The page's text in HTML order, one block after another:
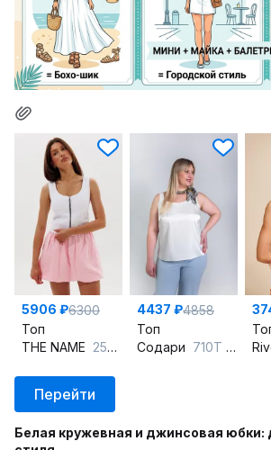
5906 ₽6300
Топ
THE NAME 2539 белый
4437 ₽4858
Топ
Содари 710Т белый
Перейти
Белая кружевная и джинсовая юбки: